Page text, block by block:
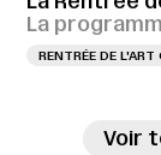
La
RENTRÉE DE
Voir